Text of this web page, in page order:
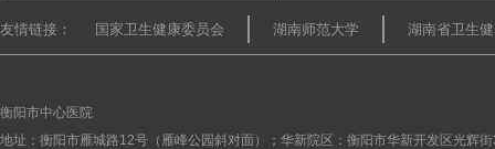
友情链接： 国家卫生健康委员会 湖南师范大学 湖南省卫生
衡阳市中心医院
地址：衡阳市雁城路12号（雁峰公园斜对面）；华新院区：衡阳市华新开发区光辉